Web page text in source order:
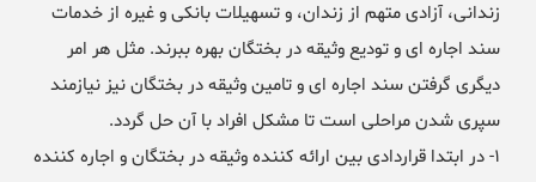
زندانی، آزادی متهم از زندان، و تسهیلات بانکی و غیره از خدمات
سند اجاره ای و تودیع وثیقه در بختگان بهره ببرند. مثل هر امر
دیگری گرفتن سند اجاره ای و تامین وثیقه در بختگان نیز نیازمند
سپری شدن مراحلی است تا مشکل افراد با آن حل گردد.
۱- در ابتدا قراردادی بین ارائه کننده وثیقه در بختگان و اجاره کننده